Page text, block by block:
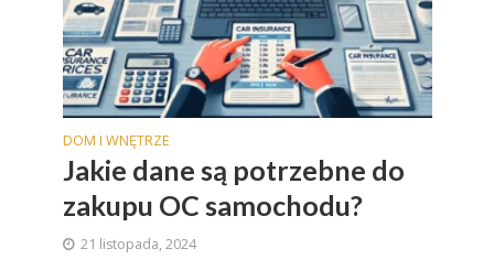
DOM I WNĘTRZE
Jakie dane są potrzebne do
zakupu OC samochodu?
21 listopada, 2024